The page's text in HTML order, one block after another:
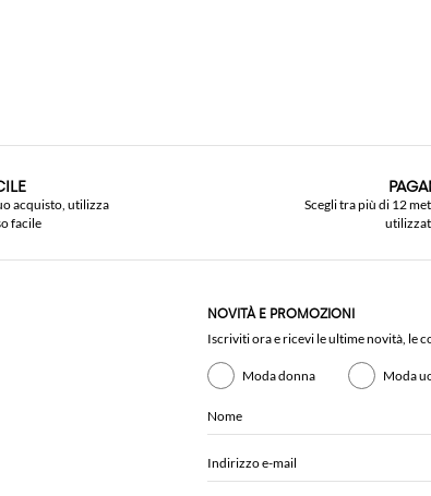
acquisto, utilizza
facile
Scegli tra più di 12
NOVITÀ E PROMOZIONI
Iscriviti ora e ricevi le ultime novità, le
Moda donna Moda
Nome
Indirizzo e-mail